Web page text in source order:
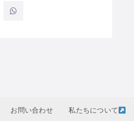
お問い合わせ 私たちについて